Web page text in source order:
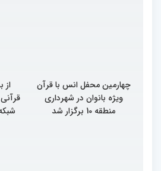
چهارمین محفل انس با قرآن
ویژه بانوان در شهرداری
منطقه 10 برگزار شد
از